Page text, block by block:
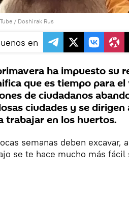
/ Doshirak Rus
en
ha impuesto su
que es tiempo para
de ciudadanos
ciudades y se dirigen
trabajar en los huertos.
semanas deben excavar,
se te hace mucho más